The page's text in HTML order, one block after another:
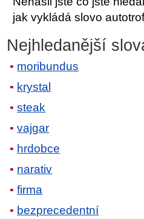
jak vykládá slovo
Nejhledanější
moribundus
krystal
steak
vajgar
hrdobce
narativ
firma
bezprecedentní